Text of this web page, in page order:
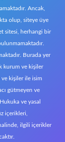
Ancak,
olup, siteye üye
sitesi, herhangi bir
Burada yer
kurum ve kişiler
ve kişiler ile isim
gütmeyen ve
ve yasal
içerikleri,
ilgili içerikler